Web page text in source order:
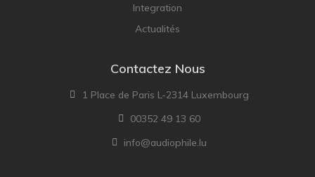
Integration
Actualités
Contactez Nous
1 Place de Paris L-2314 Luxembourg
00352 49 13 60
info@audiophile.lu